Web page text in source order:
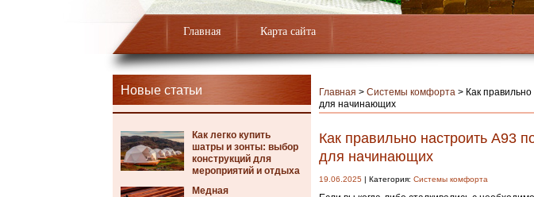
Главная Карта сайта
Новые статьи
Как легко купить
шатры и зонты: выбор
конструкций для
мероприятий и отдыха
Медная
Главная > Системы комфорта > Как
для начинающих
Как правильно настроить А93
для начинающих
19.06.2025 | Категория: Системы комфорта